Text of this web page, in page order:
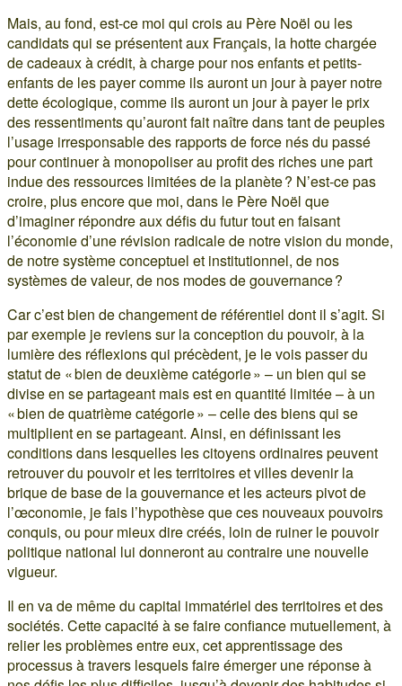
Mais, au fond, est-ce moi qui crois au Père Noël ou les
candidats qui se présentent aux Français, la hotte chargée
de cadeaux à crédit, à charge pour nos enfants et petits-
enfants de les payer comme ils auront un jour à payer notre
dette écologique, comme ils auront un jour à payer le prix
des ressentiments qu’auront fait naître dans tant de peuples
l’usage irresponsable des rapports de force nés du passé
pour continuer à monopoliser au profit des riches une part
indue des ressources limitées de la planète ? N’est-ce pas
croire, plus encore que moi, dans le Père Noël que
d’imaginer répondre aux défis du futur tout en faisant
l’économie d’une révision radicale de notre vision du monde,
de notre système conceptuel et institutionnel, de nos
systèmes de valeur, de nos modes de gouvernance ?
Car c’est bien de changement de référentiel dont il s’agit. Si
par exemple je reviens sur la conception du pouvoir, à la
lumière des réflexions qui précèdent, je le vois passer du
statut de « bien de deuxième catégorie » – un bien qui se
divise en se partageant mais est en quantité limitée – à un
« bien de quatrième catégorie » – celle des biens qui se
multiplient en se partageant. Ainsi, en définissant les
conditions dans lesquelles les citoyens ordinaires peuvent
retrouver du pouvoir et les territoires et villes devenir la
brique de base de la gouvernance et les acteurs pivot de
l’œconomie, je fais l’hypothèse que ces nouveaux pouvoirs
conquis, ou pour mieux dire créés, loin de ruiner le pouvoir
politique national lui donneront au contraire une nouvelle
vigueur.
Il en va de même du capital immatériel des territoires et des
sociétés. Cette capacité à se faire confiance mutuellement, à
relier les problèmes entre eux, cet apprentissage des
processus à travers lesquels faire émerger une réponse à